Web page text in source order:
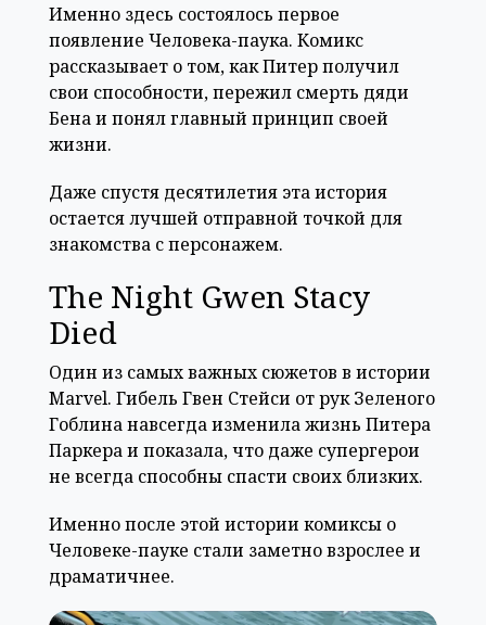
Именно здесь состоялось первое
появление Человека-паука. Комикс
рассказывает о том, как Питер получил
свои способности, пережил смерть дяди
Бена и понял главный принцип своей
жизни.
Даже спустя десятилетия эта история
остается лучшей отправной точкой для
знакомства с персонажем.
The Night Gwen Stacy
Died
Один из самых важных сюжетов в истории
Marvel. Гибель Гвен Стейси от рук Зеленого
Гоблина навсегда изменила жизнь Питера
Паркера и показала, что даже супергерои
не всегда способны спасти своих близких.
Именно после этой истории комиксы о
Человеке-пауке стали заметно взрослее и
драматичнее.